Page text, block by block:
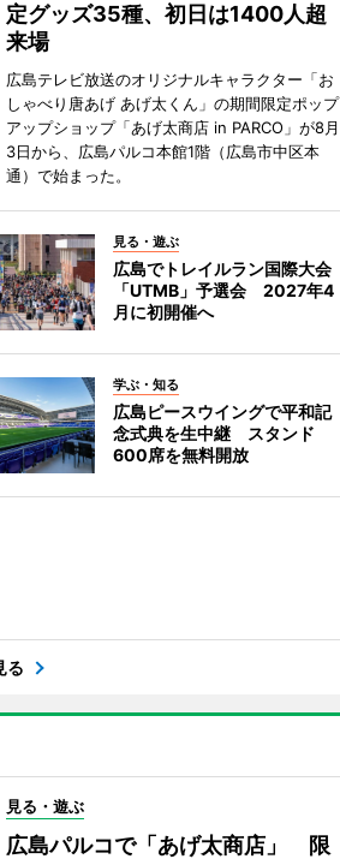
定グッズ35種、初日は1400人超
来場
広島テレビ放送のオリジナルキャラクター「お
しゃべり唐あげ あげ太くん」の期間限定ポップ
アップショップ「あげ太商店 in PARCO」が8月
3日から、広島パルコ本館1階（広島市中区本
通）で始まった。
見る・遊ぶ
広島でトレイルラン国際大会
「UTMB」予選会 2027年4
月に初開催へ
学ぶ・知る
広島ピースウイングで平和記
念式典を生中継 スタンド
600席を無料開放
る
見る・遊ぶ
広島パルコで「あげ太商店」 限